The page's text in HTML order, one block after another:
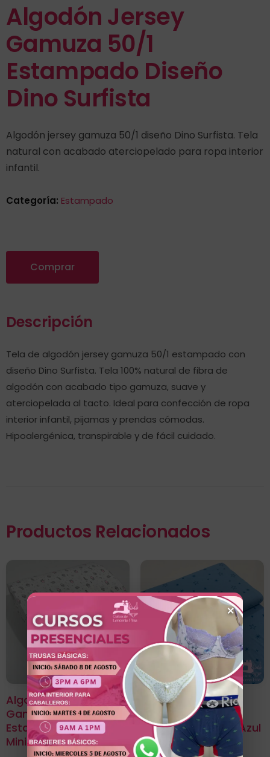
Algodón Jersey
Gamuza 50/1
Estampado Diseño
Dino Surfista
Algodón jersey gamuza 50/1 diseño Dino Surfista. Tela
natural con acabado aterciopelado para ropa interior
infantil.
Categoría: Estampado
Comprar
Descripción
Tela de algodón jersey gamuza 50/1 estampado con
diseño Dino Surfista. Tela 100% natural de fibra de
algodón con acabado tipo gamuza, suave y
aterciopelada al tacto. Ideal para confección de ropa
interior infantil, pijamas y prendas cómodas.
Hipoalergénica, transpirable y de fácil cuidado.
Productos Relacionados
Algodón Jersey
Gamuza 50/1
Estampado Diseño
Mini Soñadores
Algodón Jersey
Gamuza 50/1
Estampado Stars Azul
×